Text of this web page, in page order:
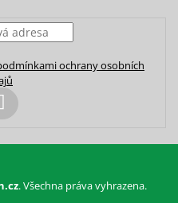
ochrany osobních
PŘIHLÁSIT
SE
. Všechna práva vyhrazena.